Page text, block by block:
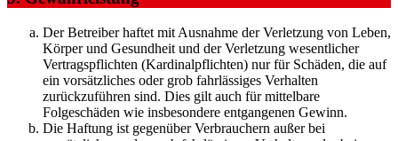
Der Betreiber haftet mit Ausnahme der Verletzung von Leben,
Körper und Gesundheit und der Verletzung wesentlicher
Vertragspflichten (Kardinalpflichten) nur für Schäden, die auf
ein vorsätzliches oder grob fahrlässiges Verhalten
zurückzuführen sind. Dies gilt auch für mittelbare
Folgeschäden wie insbesondere entgangenen Gewinn.
Die Haftung ist gegenüber Verbrauchern außer bei